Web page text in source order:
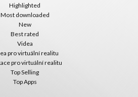
Highlighted
Most downloaded
New
Best rated
Videa
pro virtuální realitu
pro virtuální realitu
Top Selling
Top Apps